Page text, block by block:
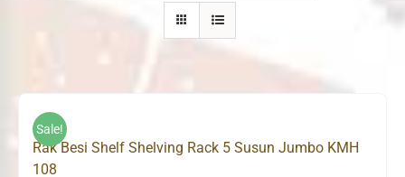
Sale!
Rak Besi Shelf Shelving Rack 5 Susun Jumbo KMH
108